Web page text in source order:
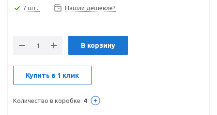
7 шт.. Нашли дешевле?
В корзину
Купить в 1 клик
Количество в коробке: 4